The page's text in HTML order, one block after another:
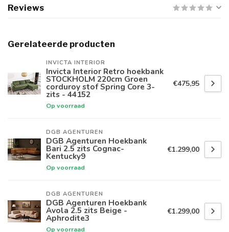
Reviews
Gerelateerde producten
INVICTA INTERIOR
Invicta Interior Retro hoekbank
STOCKHOLM 220cm Groen
corduroy stof Spring Core 3-
zits - 44152
Op voorraad
€475,95
DGB AGENTUREN
DGB Agenturen Hoekbank
Bari 2.5 zits Cognac-
Kentucky9
Op voorraad
€1.299,00
DGB AGENTUREN
DGB Agenturen Hoekbank
Avola 2.5 zits Beige -
Aphrodite3
Op voorraad
€1.299,00